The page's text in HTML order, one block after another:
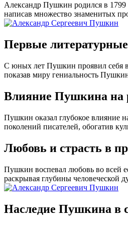
Александр Пушкин родился в 1799
написав множество знаменитых
Первые
С юных лет Пушкин проявил себя
показав миру гениальность
Влияние Пушкина на
Пушкин оказал глубокое влияние
поколений писателей, обогатив
Любовь и страсть в
Пушкин воспевал любовь во всей
раскрывая глубины человеческой
Наследие Пушкина в